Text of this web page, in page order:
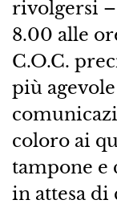
rivolgersi
8.00 alle
C.O.C.
più
coloro ai
tampone e
in attesa di